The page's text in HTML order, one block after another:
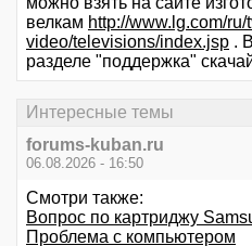
велкам http://www.lg.com/
video/televisions/index.jsp .
разделе "поддержка"
Интересные темы
forums-kuban.ru
06.08.2026 - 16:50
Смотри также:
Вопрос по картриджу
Проблема с компьютером